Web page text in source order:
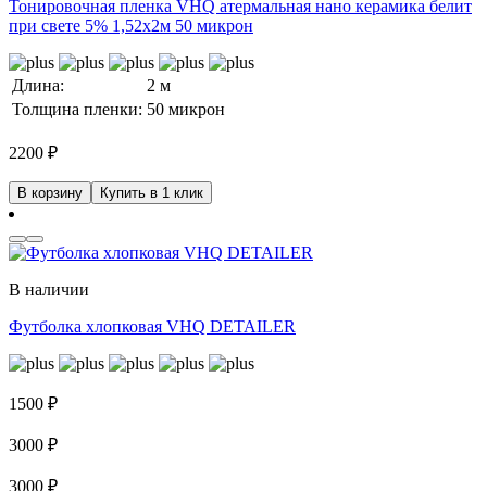
Тонировочная пленка VHQ атермальная нано керамика белит
при свете 5% 1,52x2м 50 микрон
Длина:
2 м
Толщина пленки: 50 микрон
2200 ₽
В корзину Купить в 1 клик
В наличии
Футболка хлопковая VHQ DETAILER
1500 ₽
3000 ₽
3000 ₽